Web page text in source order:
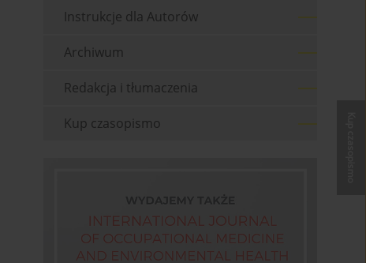
Instrukcje dla Autorów
Archiwum
Redakcja i tłumaczenia
Kup czasopismo